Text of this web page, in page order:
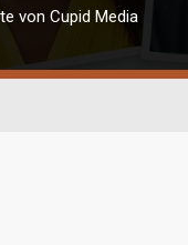
von Cupid Media